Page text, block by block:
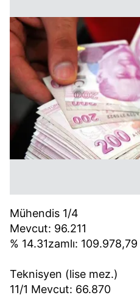
Mühendis 1/4
Mevcut: 96.211
% 14.31zamlı: 109.978,79
Teknisyen (lise mez.)
11/1 Mevcut: 66.870